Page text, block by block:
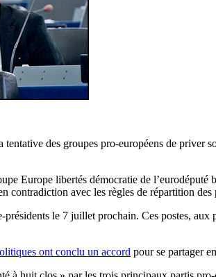
des groupes pro-européens de priver
Europe libertés démocratie de
avec les règles de répartition des
le 7 juillet prochain. Ces postes, aux
ont conclu un accord pour se partager